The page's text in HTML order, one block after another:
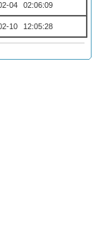
04 02:06:09
10 12:05:28